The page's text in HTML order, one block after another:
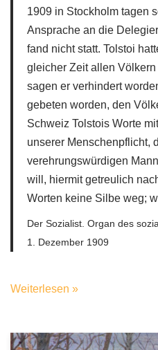
1909 in Stockholm tagen
Ansprache an die
fand nicht statt. Tolstoi
gleicher Zeit allen
sagen er verhindert
gebeten worden, den
Schweiz Tolstois Worte
unserer Menschenpflicht,
verehrungswürdigen
will, hiermit getreulich
Worten keine Silbe weg;
Der Sozialist. Organ des
1. Dezember 1909
Weiterlesen »